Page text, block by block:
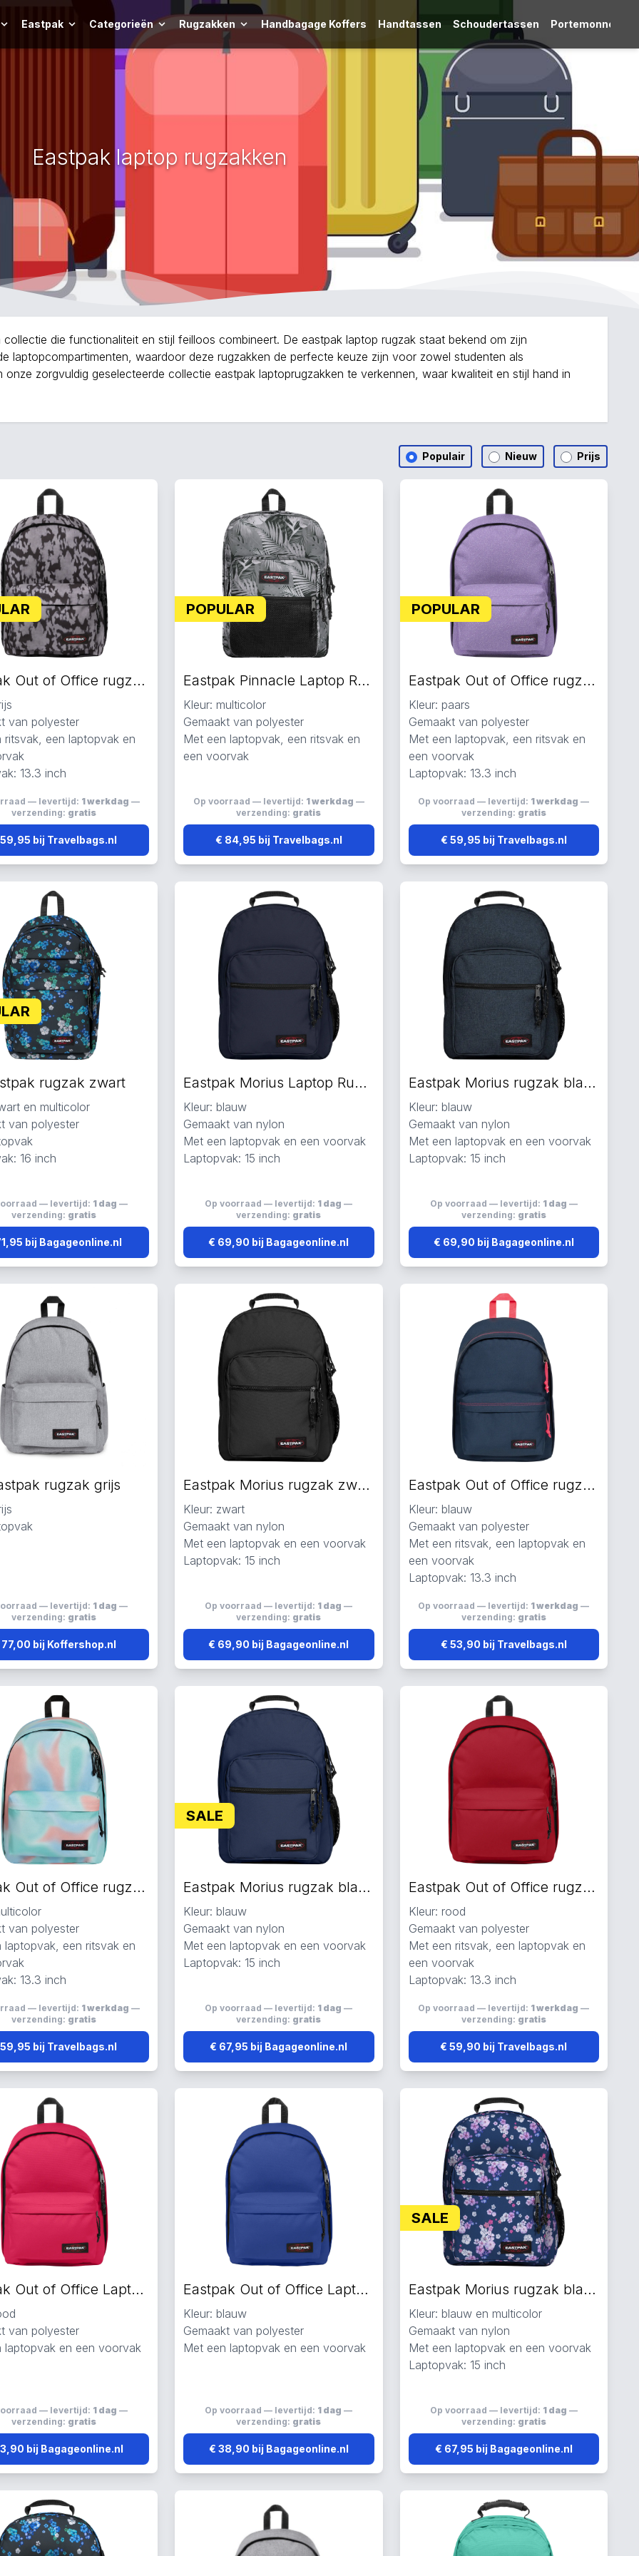
Eastpak Categorieën Rugzakken Handbagage Koffers Handtassen Schoudertassen Portemonnees
Eastpak laptop rugzakken
die functionaliteit en stijl feilloos combineert. De eastpak laptop rugzak staat bekend om zijn
laptopcompartimenten, waardoor deze rugzakken de perfecte keuze zijn voor zowel studenten als
zorgvuldig geselecteerde collectie eastpak laptoprugzakken te verkennen, waar kwaliteit en stijl hand in
Populair Nieuw Prijs
Eastpak Out of Office rugzak grijs
van polyester
ritsvak, een laptopvak en
13.3 inch
— levertijd: 1 werkdag —
verzending: gratis
bij Travelbags.nl
POPULAR
Eastpak Pinnacle Laptop Rugzakken meerkleurig
Kleur: multicolor
Gemaakt van polyester
Met een laptopvak, een ritsvak en
een voorvak
Op voorraad — levertijd: 1 werkdag —
verzending: gratis
€ 84,95 bij Travelbags.nl
POPULAR
Eastpak Out of Office rugzak paars
Kleur: paars
Gemaakt van polyester
Met een laptopvak, een ritsvak en
een voorvak
Laptopvak: 13.3 inch
Op voorraad — levertijd: 1 werkdag —
verzending: gratis
€ 59,95 bij Travelbags.nl
rugzak zwart
en multicolor
van polyester
16 inch
— levertijd: 1 dag —
verzending: gratis
bij Bagageonline.nl
Eastpak Morius Laptop Rugzakken blauw
Kleur: blauw
Gemaakt van nylon
Met een laptopvak en een voorvak
Laptopvak: 15 inch
Op voorraad — levertijd: 1 dag —
verzending: gratis
€ 69,90 bij Bagageonline.nl
Eastpak Morius rugzak blauw
Kleur: blauw
Gemaakt van nylon
Met een laptopvak en een voorvak
Laptopvak: 15 inch
Op voorraad — levertijd: 1 dag —
verzending: gratis
€ 69,90 bij Bagageonline.nl
rugzak grijs
— levertijd: 1 dag —
verzending: gratis
bij Koffershop.nl
Eastpak Morius rugzak zwart
Kleur: zwart
Gemaakt van nylon
Met een laptopvak en een voorvak
Laptopvak: 15 inch
Op voorraad — levertijd: 1 dag —
verzending: gratis
€ 69,90 bij Bagageonline.nl
Eastpak Out of Office rugzak blauw
Kleur: blauw
Gemaakt van polyester
Met een ritsvak, een laptopvak en
een voorvak
Laptopvak: 13.3 inch
Op voorraad — levertijd: 1 werkdag —
verzending: gratis
€ 53,90 bij Travelbags.nl
Eastpak Out of Office rugzak meerkleurig
van polyester
laptopvak, een ritsvak en
13.3 inch
— levertijd: 1 werkdag —
verzending: gratis
bij Travelbags.nl
SALE
Eastpak Morius rugzak blauw
Kleur: blauw
Gemaakt van nylon
Met een laptopvak en een voorvak
Laptopvak: 15 inch
Op voorraad — levertijd: 1 dag —
verzending: gratis
€ 67,95 bij Bagageonline.nl
Eastpak Out of Office rugzak rood
Kleur: rood
Gemaakt van polyester
Met een ritsvak, een laptopvak en
een voorvak
Laptopvak: 13.3 inch
Op voorraad — levertijd: 1 werkdag —
verzending: gratis
€ 59,90 bij Travelbags.nl
Eastpak Out of Office Laptop Rugzakken rood
van polyester
laptopvak en een voorvak
— levertijd: 1 dag —
verzending: gratis
bij Bagageonline.nl
Eastpak Out of Office Laptop Rugzakken blauw
Kleur: blauw
Gemaakt van polyester
Met een laptopvak en een voorvak
Op voorraad — levertijd: 1 dag —
verzending: gratis
€ 38,90 bij Bagageonline.nl
SALE
Eastpak Morius rugzak blauw
Kleur: blauw en multicolor
Gemaakt van nylon
Met een laptopvak en een voorvak
Laptopvak: 15 inch
Op voorraad — levertijd: 1 dag —
verzending: gratis
€ 67,95 bij Bagageonline.nl